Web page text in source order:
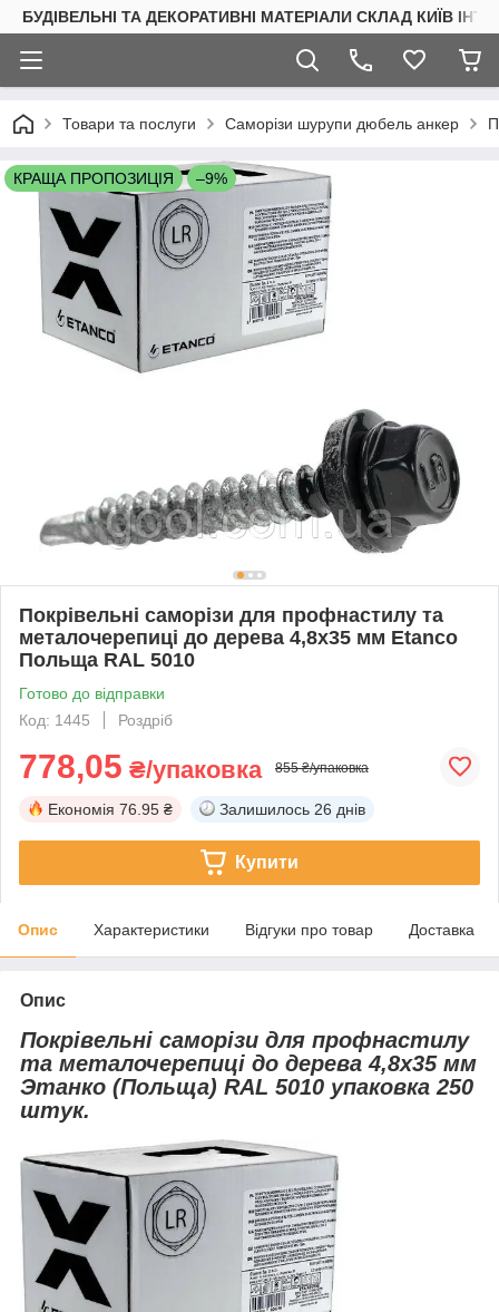
БУДІВЕЛЬНІ ТА ДЕКОРАТИВНІ МАТЕРІАЛИ СКЛАД КИЇВ
Товари та послуги Саморізи шурупи дюбель анкер
КРАЩА ПРОПОЗИЦІЯ –9%
Покрівельні саморізи для профнастилу та
металочерепиці до дерева 4,8х35 мм Etanco
Польща RAL 5010
Готово до відправки
Код: 1445
Роздріб
778,05 ₴/упаковка 855 ₴/упаковка
Економія 76.95 ₴ Залишилось 26 днів
Купити
Опис Характеристики Відгуки про товар Доставка
Опис
Покрівельні саморізи для профнастилу
та металочерепиці до дерева 4,8х35 мм
Этанко (Польща) RAL 5010 упаковка 250
штук.